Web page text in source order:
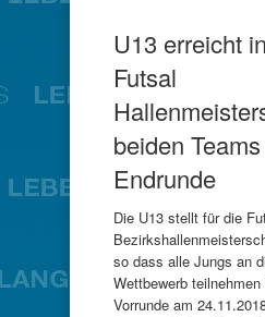
U13 erreicht
Futsal
beiden
Endrunde
Die U13 stellt für die
so dass alle Jungs an
Wettbewerb
Vorrunde am